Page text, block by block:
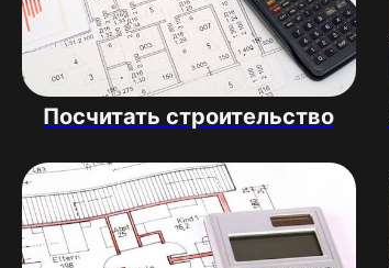
Посчитать строительство